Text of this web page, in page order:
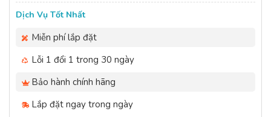
Dịch Vụ Tốt Nhất
Miễn phí lắp đặt
Lỗi 1 đổi 1 trong 30 ngày
Bảo hành chính hãng
Lắp đặt ngay trong ngày